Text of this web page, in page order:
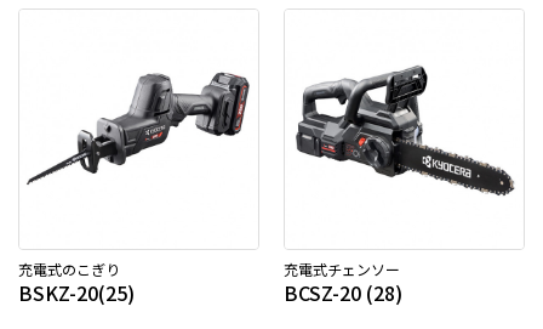
充電式のこぎり
BSKZ-20(25)
充電式チェンソー
BCSZ-20 (28)